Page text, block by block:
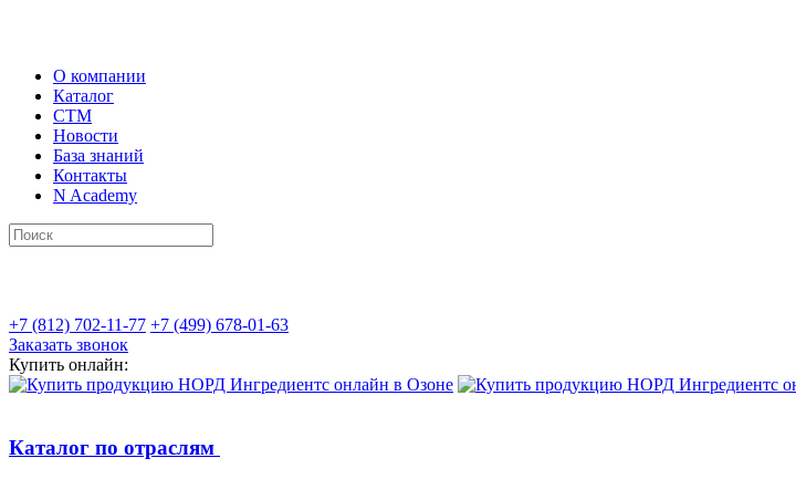
О компании
Каталог
СТМ
Новости
База знаний
Контакты
N Academy
+7 (812) 702-11-77 +7 (499) 678-01-63
Заказать звонок
Купить онлайн:
Каталог по отраслям